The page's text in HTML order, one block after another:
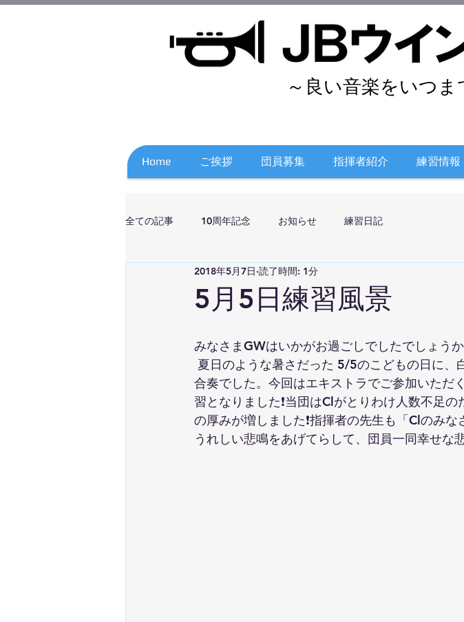
～良い音楽をいつ
Home ご挨拶 団員募集 指揮者紹介 練習情報
全ての記事 10周年記念 お知らせ 練習日記
5月5日練習風景
2018年5月7日 読了時間: 1分
みなさまGWはいかがお過ごしでしたでしょうか
合奏でした。今回はエキストラでご参加いただ
習となりました❗️当団はClがとりわけ人数不足
の厚みが増しました❗️指揮者の先生も「Clのみ
うれしい悲鳴をあげてらして、団員一同幸せな